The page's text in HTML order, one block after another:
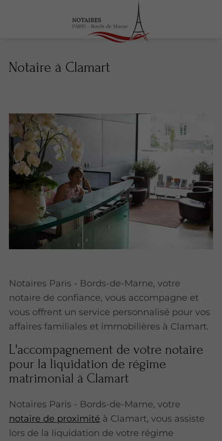
Notaire à Clamart
Notaires Paris - Bords-de-Marne, votre
notaire de confiance, vous accompagne et
vous offrent un service personnalisé pour vos
affaires familiales et immobilières à Clamart.
L'accompagnement de votre notaire
pour la liquidation de régime
matrimonial à Clamart
Notaires Paris - Bords-de-Marne, votre
notaire de proximité à Clamart, vous assiste
lors de la liquidation de votre régime